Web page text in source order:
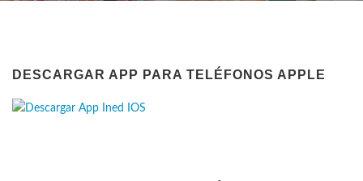
DESCARGAR APP PARA TELÉFONOS APPLE